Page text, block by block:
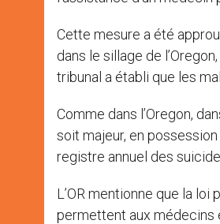
Cette mesure a été
dans le sillage de
tribunal a établi que les
Comme dans l’Oregon,
soit majeur, en
registre annuel des
L’OR mentionne que la
permettent aux médecins